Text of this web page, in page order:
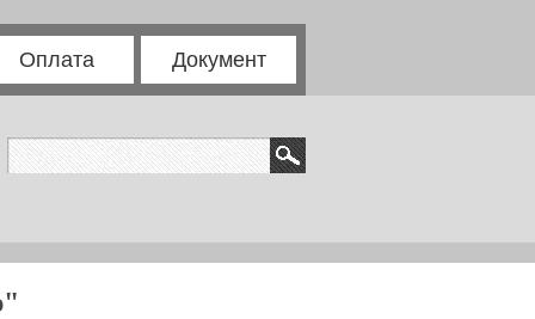
Оплата Документ